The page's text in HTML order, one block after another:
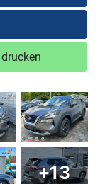
+13